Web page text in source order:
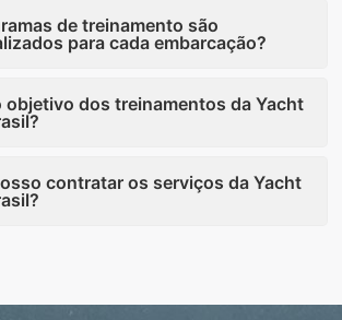
de treinamento são
para cada embarcação?
objetivo dos treinamentos da Yacht
contratar os serviços da Yacht